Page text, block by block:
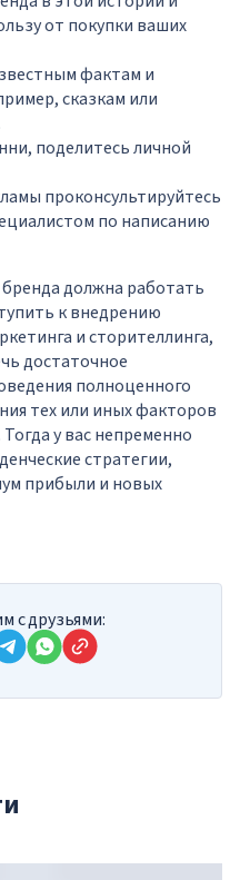
от покупки ваших
фактам и
сказкам или
поделитесь личной
проконсультируйтесь
по написанию
должна работать
к внедрению
и сторителлинга,
достаточное
полноценного
тех или иных факторов
у вас непременно
стратегии,
прибыли и новых
с друзьями: